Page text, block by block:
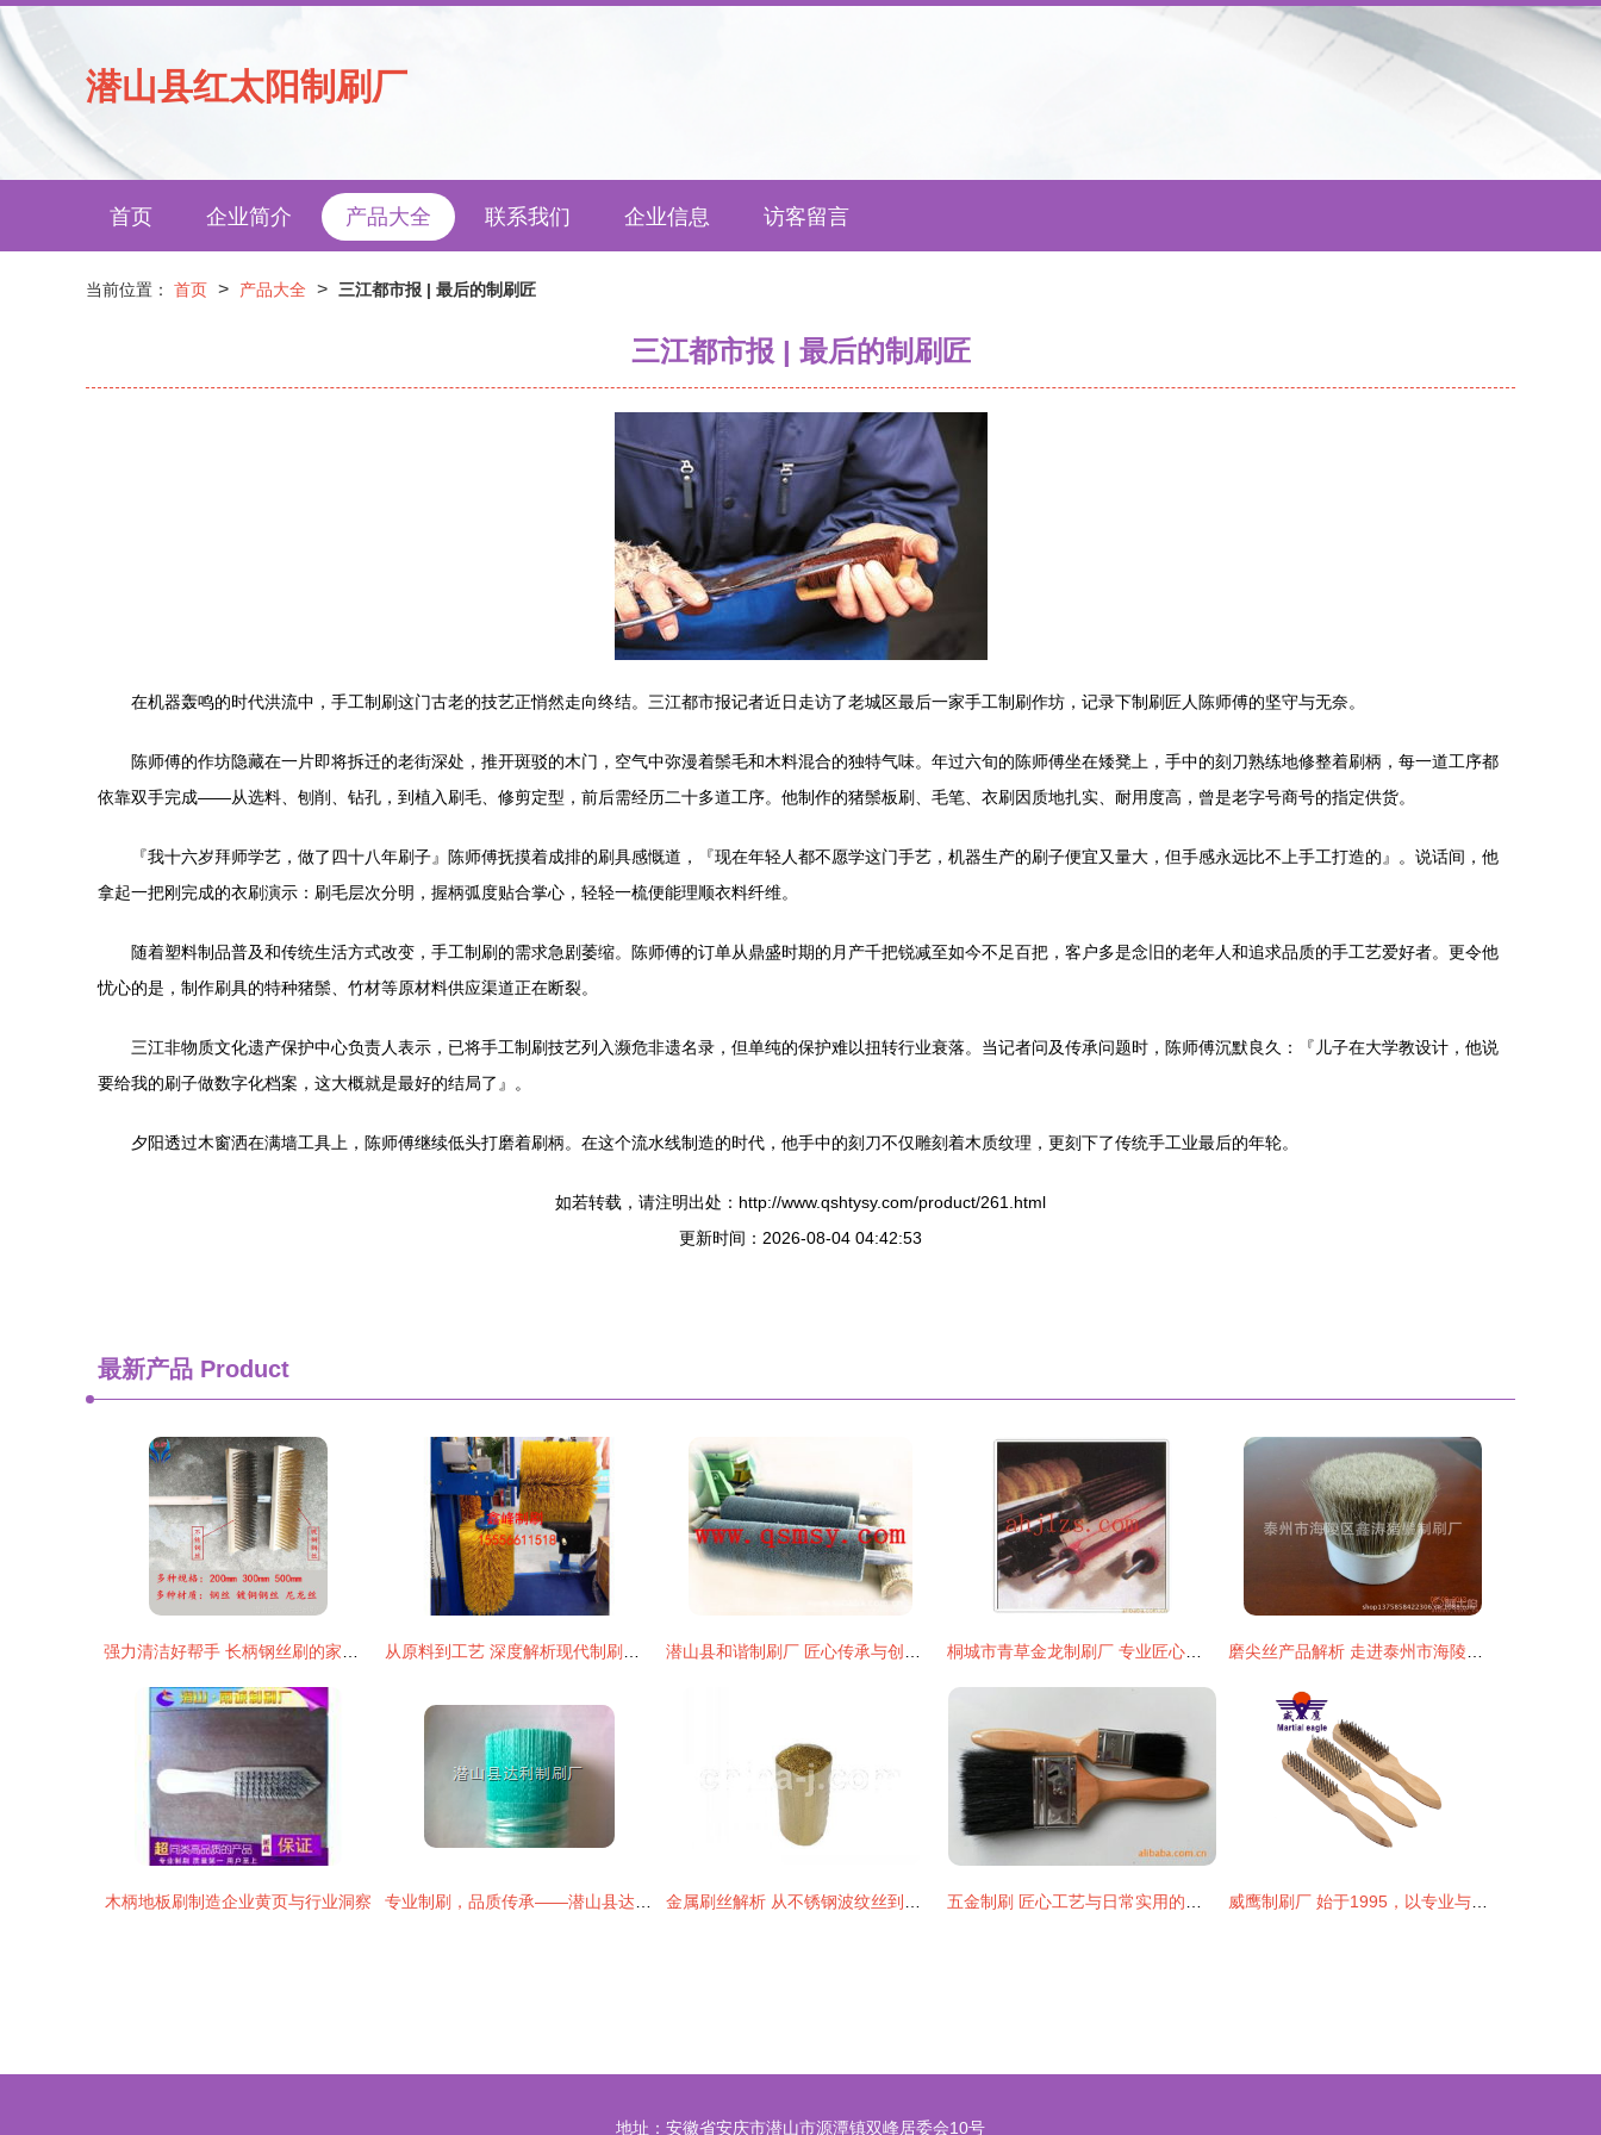
潜山县红太阳制刷厂
首页 企业简介 产品大全 联系我们 企业信息 访客留言
当前位置： 首页 > 产品大全 > 三江都市报 | 最后的制刷匠
三江都市报 | 最后的制刷匠
在机器轰鸣的时代洪流中，手工制刷这门古老的技艺正悄然走向终结。三江都市报记者近日走访了老城区最后一家手工制刷作坊，记录下制刷匠人陈师傅的坚守与无奈。
陈师傅的作坊隐藏在一片即将拆迁的老街深处，推开斑驳的木门，空气中弥漫着鬃毛和木料混合的独特气味。年过六旬的陈师傅坐在矮凳上，手中的刻刀熟练地修整着刷柄，每一道工序都
依靠双手完成——从选料、刨削、钻孔，到植入刷毛、修剪定型，前后需经历二十多道工序。他制作的猪鬃板刷、毛笔、衣刷因质地扎实、耐用度高，曾是老字号商号的指定供货。
『我十六岁拜师学艺，做了四十八年刷子』陈师傅抚摸着成排的刷具感慨道，『现在年轻人都不愿学这门手艺，机器生产的刷子便宜又量大，但手感永远比不上手工打造的』。说话间，他
拿起一把刚完成的衣刷演示：刷毛层次分明，握柄弧度贴合掌心，轻轻一梳便能理顺衣料纤维。
随着塑料制品普及和传统生活方式改变，手工制刷的需求急剧萎缩。陈师傅的订单从鼎盛时期的月产千把锐减至如今不足百把，客户多是念旧的老年人和追求品质的手工艺爱好者。更令他
忧心的是，制作刷具的特种猪鬃、竹材等原材料供应渠道正在断裂。
三江非物质文化遗产保护中心负责人表示，已将手工制刷技艺列入濒危非遗名录，但单纯的保护难以扭转行业衰落。当记者问及传承问题时，陈师傅沉默良久：『儿子在大学教设计，他说
要给我的刷子做数字化档案，这大概就是最好的结局了』。
夕阳透过木窗洒在满墙工具上，陈师傅继续低头打磨着刷柄。在这个流水线制造的时代，他手中的刻刀不仅雕刻着木质纹理，更刻下了传统手工业最后的年轮。
如若转载，请注明出处：http://www.qshtysy.com/product/261.html
更新时间：2026-08-04 04:42:53
最新产品 Product
木柄地板刷制造企业黄页与行业洞察
地址：安徽省安庆市潜山市源潭镇双峰居委会10号